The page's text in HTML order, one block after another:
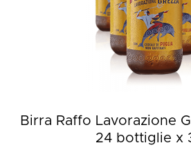
Birra Raffo Lavorazione
24 bottiglie x